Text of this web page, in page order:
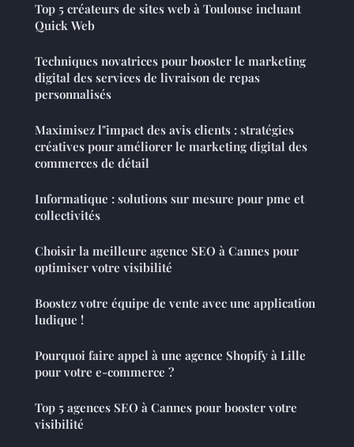
Top 5 créateurs de sites web à Toulouse incluant
Quick Web
Techniques novatrices pour booster le marketing
digital des services de livraison de repas
personnalisés
Maximisez l"impact des avis clients : stratégies
créatives pour améliorer le marketing digital des
commerces de détail
Informatique : solutions sur mesure pour pme et
collectivités
Choisir la meilleure agence SEO à Cannes pour
optimiser votre visibilité
Boostez votre équipe de vente avec une application
ludique !
Pourquoi faire appel à une agence Shopify à Lille
pour votre e-commerce ?
Top 5 agences SEO à Cannes pour booster votre
visibilité